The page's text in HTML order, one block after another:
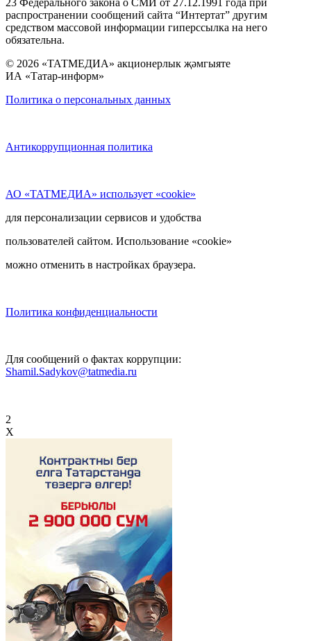
распространении сообщений сайта “Интертат” другим
средством массовой информации гиперссылка на него
обязательна.
© 2026 «ТАТМЕДИА» акционерлык җәмгыяте
ИА «Татар-информ»
Политика о персональных данных
Антикоррупционная политика
АО «ТАТМЕДИА» использует «cookie»
для персонализации сервисов и удобства
пользователей сайтом. Использование «cookie»
можно отменить в настройках браузера.
Политика конфиденциальности
Для сообщений о фактах коррупции:
Shamil.Sadykov@tatmedia.ru
2
X